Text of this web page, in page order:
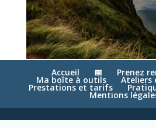
Accueil 📅 Prenez
Ma boîte à outils Ateliers
Prestations et tarifs
Mentions